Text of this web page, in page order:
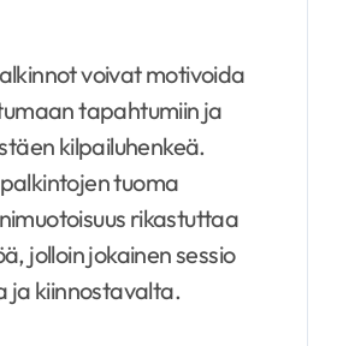
voivat motivoida
tapahtumiin ja
kilpailuhenkeä.
tuoma
rikastuttaa
jolloin jokainen sessio
ja kiinnostavalta.